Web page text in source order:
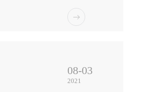
08-03
2021